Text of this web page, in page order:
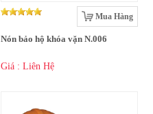
Mua Hàng
Nón bảo hộ khóa vặn N.006
Giá : Liên Hệ